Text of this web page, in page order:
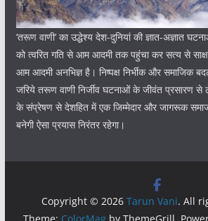
‘तरूण वाणी‘ का उद्धेश्य देश-दुनियां की ज्ञात-अज्ञात
को त्वरित गति से आम आदमी तक पहुंचा कर सत्य से
आम आदमी अनभिज्ञ है। निष्पक्ष निर्भीक और समाजिक
जरिये तरूण वाणी निर्जीव घटनाओं के जीवंत प्रसारण
के संप्रेषण से देशहित में एक जिम्मेदार और जागरूक
बनेगी ऐसा प्रयास निरंतर रहेगा।
Copyright © 2026Tarun Vani. All
Theme: ColorMagby ThemeGrill.